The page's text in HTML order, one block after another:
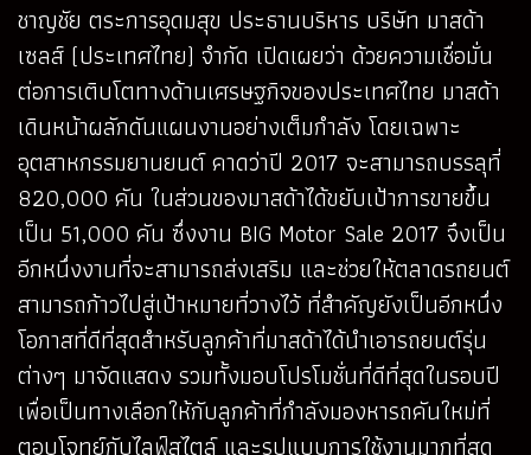
ชาญชัย ตระการอุดมสุข ประธานบริหาร บริษัท มาสด้า
เซลส์ (ประเทศไทย) จำกัด เปิดเผยว่า ด้วยความเชื่อมั่น
ต่อการเติบโตทางด้านเศรษฐกิจของประเทศไทย มาสด้า
เดินหน้าผลักดันแผนงานอย่างเต็มกำลัง โดยเฉพาะ
อุตสาหกรรมยานยนต์ คาดว่าปี 2017 จะสามารถบรรลุที่
820,000 คัน ในส่วนของมาสด้าได้ขยับเป้าการขายขึ้น
เป็น 51,000 คัน ซึ่งงาน BIG Motor Sale 2017 จึงเป็น
อีกหนึ่งงานที่จะสามารถส่งเสริม และช่วยให้ตลาดรถยนต์
สามารถก้าวไปสู่เป้าหมายที่วางไว้ ที่สำคัญยังเป็นอีกหนึ่ง
โอกาสที่ดีที่สุดสำหรับลูกค้าที่มาสด้าได้นำเอารถยนต์รุ่น
ต่างๆ มาจัดแสดง รวมทั้งมอบโปรโมชั่นที่ดีที่สุดในรอบปี
เพื่อเป็นทางเลือกให้กับลูกค้าที่กำลังมองหารถคันใหม่ที่
ตอบโจทย์กับไลฟ์สไตล์ และรูปแบบการใช้งานมากที่สุด